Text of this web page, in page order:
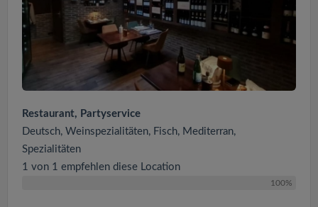
Restaurant, Partyservice
Deutsch, Weinspezialitäten, Fisch, Mediterran,
Spezialitäten
1 von 1 empfehlen diese Location
100%